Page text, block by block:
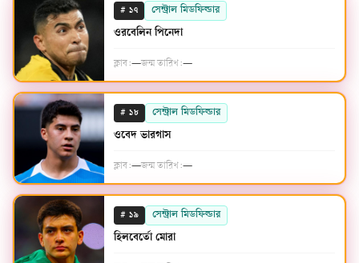
# ১৭ সেন্ট্রাল মিডফিল্ডার
ওরবেলিন পিনেদা
ক্লাব:—জন্ম তারিখ:—
# ১৮ সেন্ট্রাল মিডফিল্ডার
ওবেদ ভারগাস
ক্লাব:—জন্ম তারিখ:—
# ১৯ সেন্ট্রাল মিডফিল্ডার
হিলবের্তো মোরা